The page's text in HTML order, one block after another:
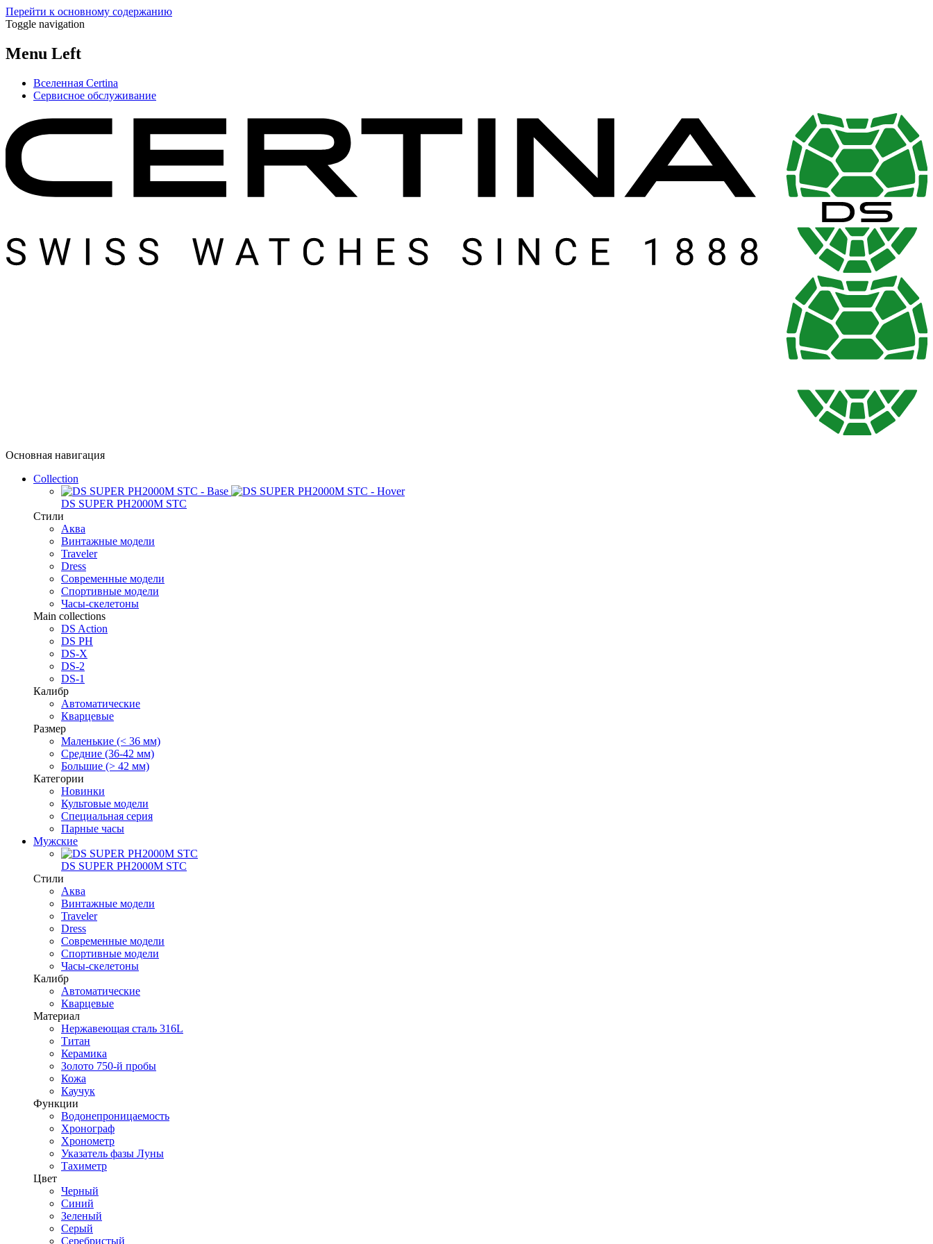
Перейти к основному содержанию
Toggle navigation
Menu Left
Вселенная Certina
Сервисное обслуживание
Основная навигация
Collection
DS SUPER PH2000M STC
Стили
Аква
Винтажные модели
Traveler
Dress
Современные модели
Спортивные модели
Часы-скелетоны
Main collections
DS Action
DS PH
DS-X
DS-2
DS-1
Калибр
Автоматические
Кварцевые
Размер
Маленькие (< 36 мм)
Средние (36-42 мм)
Большие (> 42 мм)
Категории
Новинки
Культовые модели
Специальная серия
Парные часы
Мужские
DS SUPER PH2000M STC
Стили
Аква
Винтажные модели
Traveler
Dress
Современные модели
Спортивные модели
Часы-скелетоны
Калибр
Автоматические
Кварцевые
Материал
Нержавеющая сталь 316L
Титан
Керамика
Золото 750-й пробы
Кожа
Каучук
Функции
Водонепроницаемость
Хронограф
Хронометр
Указатель фазы Луны
Тахиметр
Цвет
Черный
Синий
Зеленый
Серый
Серебристый